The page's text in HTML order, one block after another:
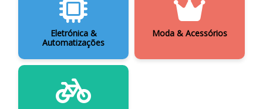
Eletrónica &
Automatizações
Moda & Acessórios